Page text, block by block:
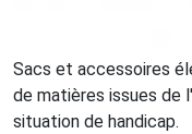
Sacs et accessoires
de matières issues de
situation de handicap.